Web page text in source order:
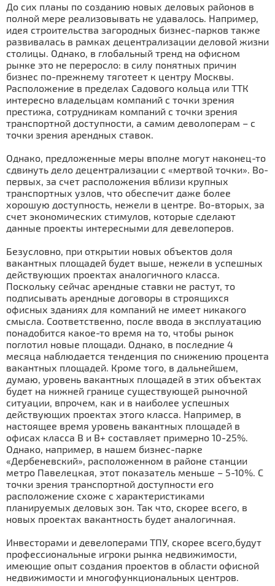
До сих планы по созданию новых деловых районов в
полной мере реализовывать не удавалось. Например,
идея строительства загородных бизнес-парков также
развивалась в рамках децентрализации деловой жизни
столицы. Однако, в глобальный тренд на офисном
рынке это не переросло: в силу понятных причин
бизнес по-прежнему тяготеет к центру Москвы.
Расположение в пределах Садового кольца или ТТК
интересно владельцам компаний с точки зрения
престижа, сотрудникам компаний с точки зрения
транспортной доступности, а самим деволоперам – с
точки зрения арендных ставок.
Однако, предложенные меры вполне могут наконец-то
сдвинуть дело децентрализации с «мертвой точки». Во-
первых, за счет расположения вблизи крупных
транспортных узлов, что обеспечит даже более
хорошую доступность, нежели в центре. Во-вторых, за
счет экономических стимулов, которые сделают
данные проекты интересными для девелоперов.
Безусловно, при открытии новых объектов доля
вакантных площадей будет выше, нежели в успешных
действующих проектах аналогичного класса.
Поскольку сейчас арендные ставки не растут, то
подписывать арендные договоры в строящихся
офисных зданиях для компаний не имеет никакого
смысла. Соответственно, после ввода в эксплуатацию
понадобится какое-то время на то, чтобы рынок
поглотил новые площади. Однако, в последние 4
месяца наблюдается тенденция по снижению процента
вакантных площадей. Кроме того, в дальнейшем,
думаю, уровень вакантных площадей в этих объектах
будет на нижней границе существующей рыночной
ситуации, впрочем, как и в наиболее успешных
действующих проектах этого класса. Например, в
настоящее время уровень вакантных площадей в
офисах класса В и В+ составляет примерно 10-25%.
Однако, например, в нашем бизнес-парке
«Дербеневский», расположенном в районе станции
метро Павелецкая, этот показатель меньше – 5-10%. С
точки зрения транспортной доступности его
расположение схоже с характеристиками
планируемых деловых зон. Так что, скорее всего, в
новых проектах вакантность будет аналогичная.
Инвесторами и девелоперами ТПУ, скорее всего,будут
профессиональные игроки рынка недвижимости,
имеющие опыт создания проектов в области офисной
недвижимости и многофункциональных центров.